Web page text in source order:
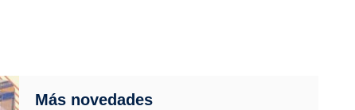
Más novedades